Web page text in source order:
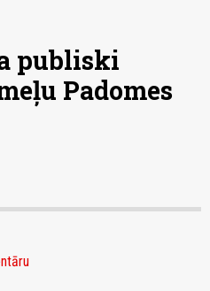
publiski
Padomes